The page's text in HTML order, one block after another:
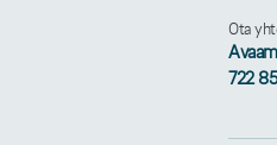
Ota
722